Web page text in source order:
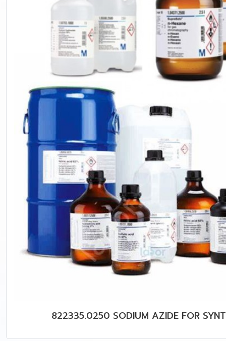
822335.0250 SODIUM AZIDE FOR